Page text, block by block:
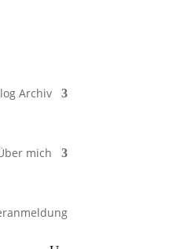
Archiv
mich